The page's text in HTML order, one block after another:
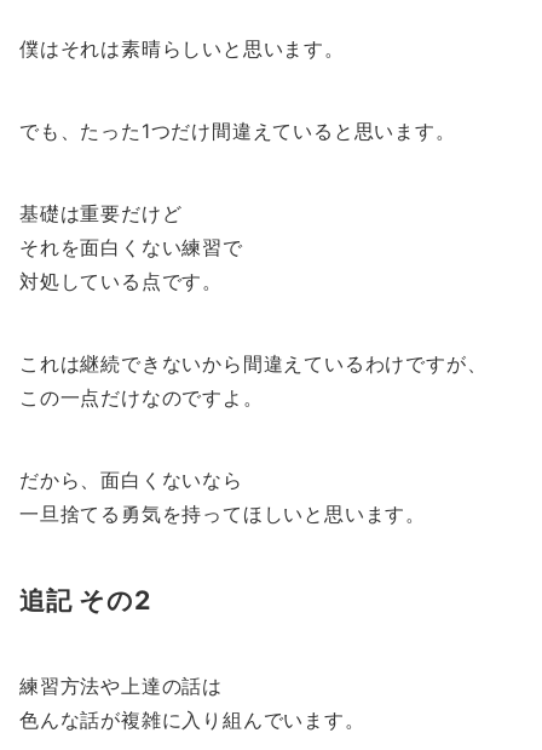
僕はそれは素晴らしいと思います。
でも、たった1つだけ間違えていると思います。
基礎は重要だけど
それを面白くない練習で
対処している点です。
これは継続できないから間違えているわけですが、
この一点だけなのですよ。
だから、面白くないなら
一旦捨てる勇気を持ってほしいと思います。
追記 その2
練習方法や上達の話は
色んな話が複雑に入り組んでいます。